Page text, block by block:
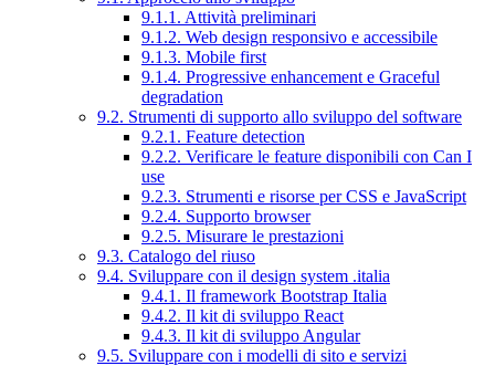
9.1.1. Attività preliminari
9.1.2. Web design responsivo e accessibile
9.1.3. Mobile first
9.1.4. Progressive enhancement e Graceful
degradation
9.2. Strumenti di supporto allo sviluppo del software
9.2.1. Feature detection
9.2.2. Verificare le feature disponibili con Can I
use
9.2.3. Strumenti e risorse per CSS e JavaScript
9.2.4. Supporto browser
9.2.5. Misurare le prestazioni
9.3. Catalogo del riuso
9.4. Sviluppare con il design system .italia
9.4.1. Il framework Bootstrap Italia
9.4.2. Il kit di sviluppo React
9.4.3. Il kit di sviluppo Angular
9.5. Sviluppare con i modelli di sito e servizi